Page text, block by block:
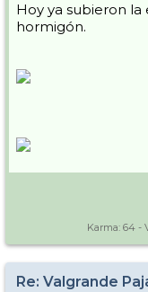
Hoy ya subieron
hormigón.
Karma: 64 -
Re: Valgrande